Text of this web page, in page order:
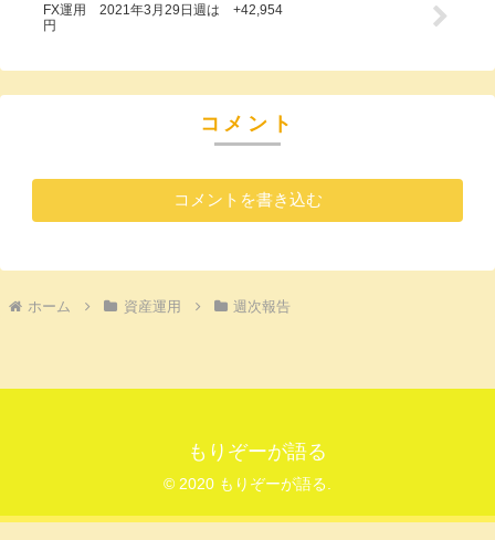
FX運用 2021年3月29日週は +42,954
円
コメント
コメントを書き込む
ホーム 資産運用 週次報告
もりぞーが語る
© 2020 もりぞーが語る.